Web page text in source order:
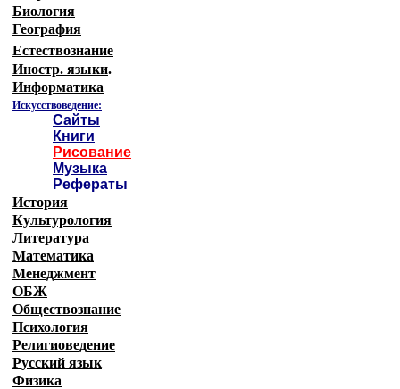
Биология
География
Естествознание
Иностр. языки.
Информатика
Искусствоведение:
Сайты
Книги
Рисование
Музыка
Рефераты
История
Культурология
Литература
Математика
Менеджмент
ОБЖ
Обществознание
Психология
Религиоведение
Русский язык
Физика